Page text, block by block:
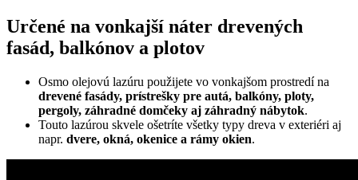
Určené na vonkajší náter drevených
fasád, balkónov a plotov
Osmo olejovú lazúru použijete vo vonkajšom prostredí na
drevené fasády, prístrešky pre autá, balkóny, ploty,
pergoly, záhradné domčeky aj záhradný nábytok.
Touto lazúrou skvele ošetríte všetky typy dreva v exteriéri aj
napr. dvere, okná, okenice a rámy okien.